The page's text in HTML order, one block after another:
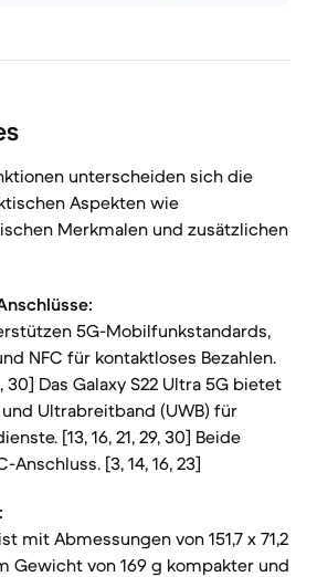
unterscheiden sich die
Aspekten wie
Merkmalen und zusätzlichen
5G-Mobilfunkstandards,
NFC für kontaktloses Bezahlen.
30] Das Galaxy S22 Ultra 5G bietet
Ultrabreitband (UWB) für
[13, 16, 21, 29, 30] Beide
Anschluss. [3, 14, 16, 23]
mit Abmessungen von 151,7 x 71,2
Gewicht von 169 g kompakter und